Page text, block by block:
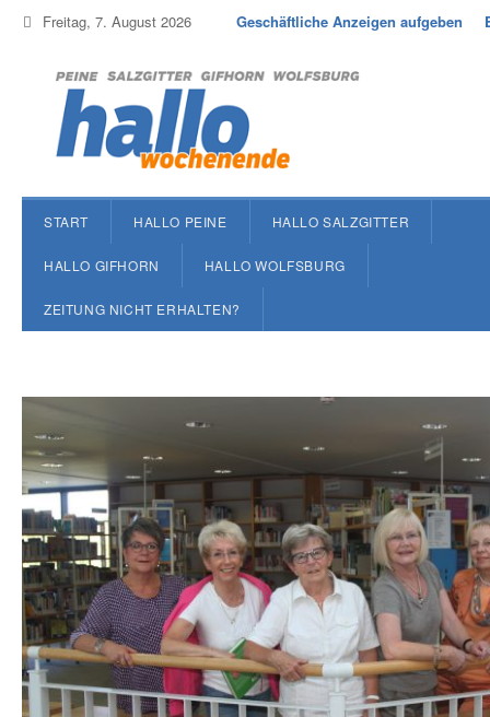
Freitag, 7. August 2026 Geschäftliche Anzeigen aufgeben
START HALLO PEINE HALLO SALZGITTER
HALLO GIFHORN HALLO WOLFSBURG
ZEITUNG NICHT ERHALTEN?